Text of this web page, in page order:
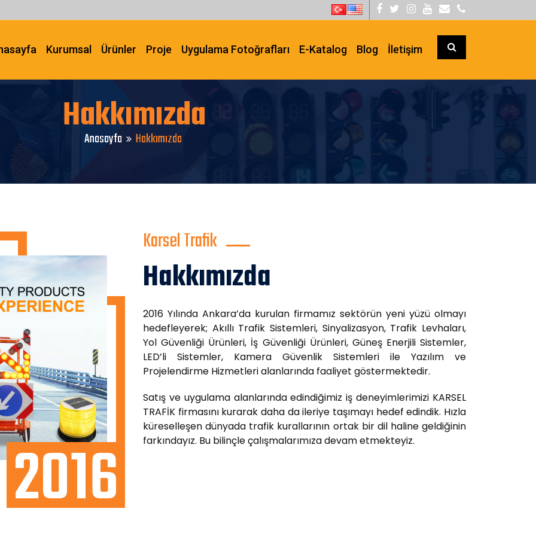
Kurumsal Ürünler Proje Uygulama Fotoğrafları E-Katalog Blog İletişim
Hakkımızda
Anasayfa Hakkımızda
2016
Karsel Trafik
Hakkımızda
2016 Yılında Ankara’da kurulan firmamız sektörün yeni yüzü olmayı
hedefleyerek; Akıllı Trafik Sistemleri, Sinyalizasyon, Trafik Levhaları,
Yol Güvenliği Ürünleri, İş Güvenliği Ürünleri, Güneş Enerjili Sistemler,
LED’li Sistemler, Kamera Güvenlik Sistemleri ile Yazılım ve
Projelendirme Hizmetleri alanlarında faaliyet göstermektedir.
Satış ve uygulama alanlarında edindiğimiz iş deneyimlerimizi KARSEL
TRAFİK firmasını kurarak daha da ileriye taşımayı hedef edindik. Hızla
küreselleşen dünyada trafik kurallarının ortak bir dil haline geldiğinin
farkındayız. Bu bilinçle çalışmalarımıza devam etmekteyiz.